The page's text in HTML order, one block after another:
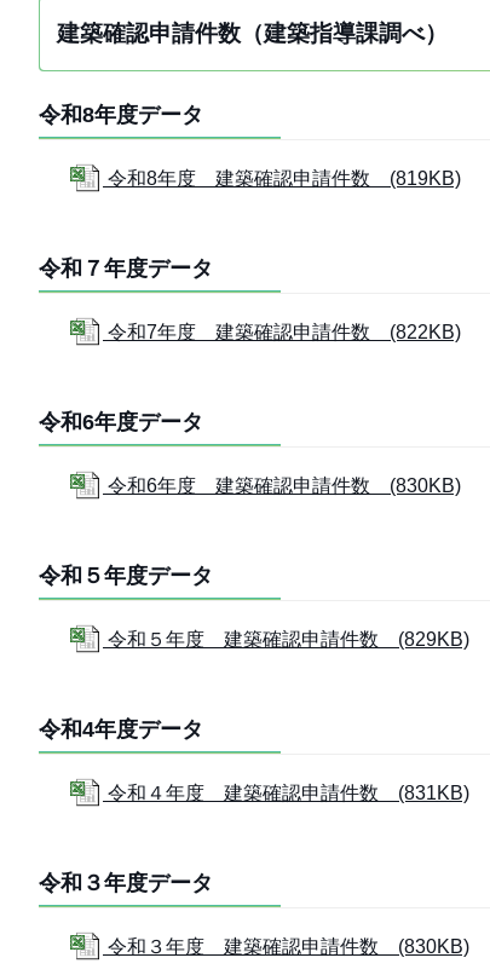
建築確認申請件数（建築指導課調べ）
令和8年度データ
令和8年度 建築確認申請件数 (819KB)
令和７年度データ
令和7年度 建築確認申請件数 (822KB)
令和6年度データ
令和6年度 建築確認申請件数 (830KB)
令和５年度データ
令和５年度 建築確認申請件数 (829KB)
令和4年度データ
令和４年度 建築確認申請件数 (831KB)
令和３年度データ
令和３年度 建築確認申請件数 (830KB)